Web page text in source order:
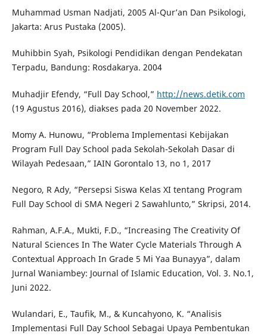
Muhammad Usman Nadjati, 2005 Al-Qur’an Dan Psikologi,
Jakarta: Arus Pustaka (2005).
Muhibbin Syah, Psikologi Pendidikan dengan Pendekatan
Terpadu, Bandung: Rosdakarya. 2004
Muhadjir Efendy, “Full Day School,” http://news.detik.com
(19 Agustus 2016), diakses pada 20 November 2022.
Momy A. Hunowu, “Problema Implementasi Kebijakan
Program Full Day School pada Sekolah-Sekolah Dasar di
Wilayah Pedesaan,” IAIN Gorontalo 13, no 1, 2017
Negoro, R Ady, “Persepsi Siswa Kelas XI tentang Program
Full Day School di SMA Negeri 2 Sawahlunto,” Skripsi, 2014.
Rahman, A.F.A., Mukti, F.D., “Increasing The Creativity Of
Natural Sciences In The Water Cycle Materials Through A
Contextual Approach In Grade 5 Mi Yaa Bunayya”, dalam
Jurnal Waniambey: Journal of Islamic Education, Vol. 3. No.1,
Juni 2022.
Wulandari, E., Taufik, M., & Kuncahyono, K. “Analisis
Implementasi Full Day School Sebagai Upaya Pembentukan